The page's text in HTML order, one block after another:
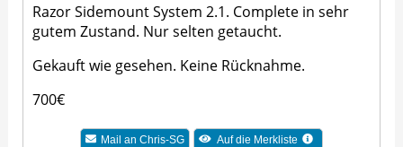
Razor Sidemount System 2.1. Complete in sehr
gutem Zustand. Nur selten getaucht.
Gekauft wie gesehen. Keine Rücknahme.
700€
Mail anChris-SG Auf die Merkliste